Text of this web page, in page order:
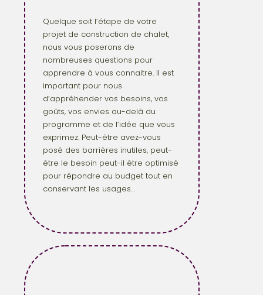
Quelque soit l’étape de votre
projet de construction de chalet,
nous vous poserons de
nombreuses questions pour
apprendre à vous connaitre. Il est
important pour nous
d’appréhender vos besoins, vos
goûts, vos envies au-delà du
programme et de l’idée que vous
exprimez. Peut-être avez-vous
posé des barrières inutiles, peut-
être le besoin peut-il être optimisé
pour répondre au budget tout en
conservant les usages…